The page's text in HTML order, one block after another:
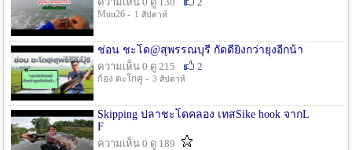
Muu26 - 1 สัปดาห์
ช่อน ชะโด@สุพรรณบุรี กัดดียิ่งกว่ายุงอีกน้า
ความเห็น 0 ดู 215
2
ก้อง ตะโกคู่ - 3 สัปดาห์
Skipping ปลาชะโดคลอง เทสSike hook จากL
F
ความเห็น 0 ดู 189